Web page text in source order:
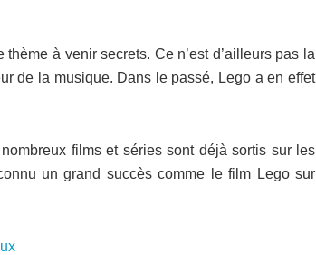
à venir secrets. Ce n’est d’ailleurs pas la
de la musique. Dans le passé, Lego a en effet
films et séries sont déjà sortis sur les
un grand succès comme le film Lego sur